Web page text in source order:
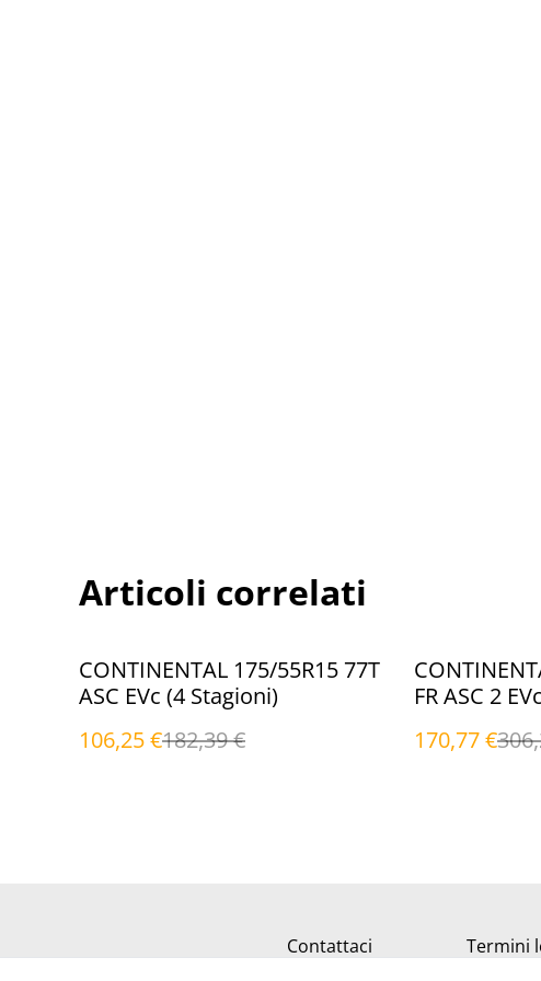
Articoli correlati
%
CONTINENTAL 175/55R15 77T
ASC EVc (4 Stagioni)
106,25 €182,39 €
%
FR ASC 2
170,77 €
Contattaci Termini